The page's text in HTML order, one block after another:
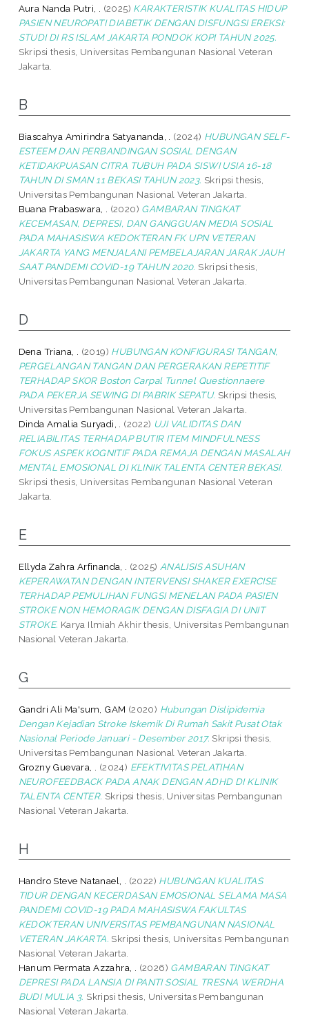
Aura Nanda Putri, .
(2025) KARAKTERISTIK KUALITAS HIDUP
PASIEN NEUROPATI DIABETIK DENGAN DISFUNGSI EREKSI:
STUDI DI RS ISLAM JAKARTA PONDOK KOPI TAHUN 2025.
Skripsi thesis, Universitas Pembangunan Nasional Veteran
Jakarta.
B
Biascahya Amirindra Satyananda, . (2024) HUBUNGAN SELF-
ESTEEM DAN PERBANDINGAN SOSIAL DENGAN
KETIDAKPUASAN CITRA TUBUH PADA SISWI USIA 16-18
TAHUN DI SMAN 11 BEKASI TAHUN 2023. Skripsi thesis,
Universitas Pembangunan Nasional Veteran Jakarta.
Buana Prabaswara, .
(2020) GAMBARAN TINGKAT
KECEMASAN, DEPRESI, DAN GANGGUAN MEDIA SOSIAL
PADA MAHASISWA KEDOKTERAN FK UPN VETERAN
JAKARTA YANG MENJALANI PEMBELAJARAN JARAK JAUH
SAAT PANDEMI COVID-19 TAHUN 2020. Skripsi thesis,
Universitas Pembangunan Nasional Veteran Jakarta.
D
Dena Triana, . (2019) HUBUNGAN KONFIGURASI TANGAN,
PERGELANGAN TANGAN DAN PERGERAKAN REPETITIF
TERHADAP SKOR Boston Carpal Tunnel Questionnaere
PADA PEKERJA SEWING DI PABRIK SEPATU. Skripsi thesis,
Universitas Pembangunan Nasional Veteran Jakarta.
Dinda Amalia Suryadi, .
(2022) UJI VALIDITAS DAN
RELIABILITAS TERHADAP BUTIR ITEM MINDFULNESS
FOKUS ASPEK KOGNITIF PADA REMAJA DENGAN MASALAH
MENTAL EMOSIONAL DI KLINIK TALENTA CENTER BEKASI.
Skripsi thesis, Universitas Pembangunan Nasional Veteran
Jakarta.
E
Ellyda Zahra Arfinanda, . (2025) ANALISIS ASUHAN
KEPERAWATAN DENGAN INTERVENSI SHAKER EXERCISE
TERHADAP PEMULIHAN FUNGSI MENELAN PADA PASIEN
STROKE NON HEMORAGIK DENGAN DISFAGIA DI UNIT
STROKE. Karya Ilmiah Akhir thesis, Universitas Pembangunan
Nasional Veteran Jakarta.
G
Gandri Ali Ma'sum, GAM (2020) Hubungan Dislipidemia
Dengan Kejadian Stroke Iskemik Di Rumah Sakit Pusat Otak
Nasional Periode Januari - Desember 2017. Skripsi thesis,
Universitas Pembangunan Nasional Veteran Jakarta.
Grozny Guevara, .
(2024) EFEKTIVITAS PELATIHAN
NEUROFEEDBACK PADA ANAK DENGAN ADHD DI KLINIK
TALENTA CENTER. Skripsi thesis, Universitas Pembangunan
Nasional Veteran Jakarta.
H
Handro Steve Natanael, . (2022) HUBUNGAN KUALITAS
TIDUR DENGAN KECERDASAN EMOSIONAL SELAMA MASA
PANDEMI COVID-19 PADA MAHASISWA FAKULTAS
KEDOKTERAN UNIVERSITAS PEMBANGUNAN NASIONAL
VETERAN JAKARTA. Skripsi thesis, Universitas Pembangunan
Nasional Veteran Jakarta.
Hanum Permata Azzahra, .
(2026) GAMBARAN TINGKAT
DEPRESI PADA LANSIA DI PANTI SOSIAL TRESNA WERDHA
BUDI MULIA 3. Skripsi thesis, Universitas Pembangunan
Nasional Veteran Jakarta.